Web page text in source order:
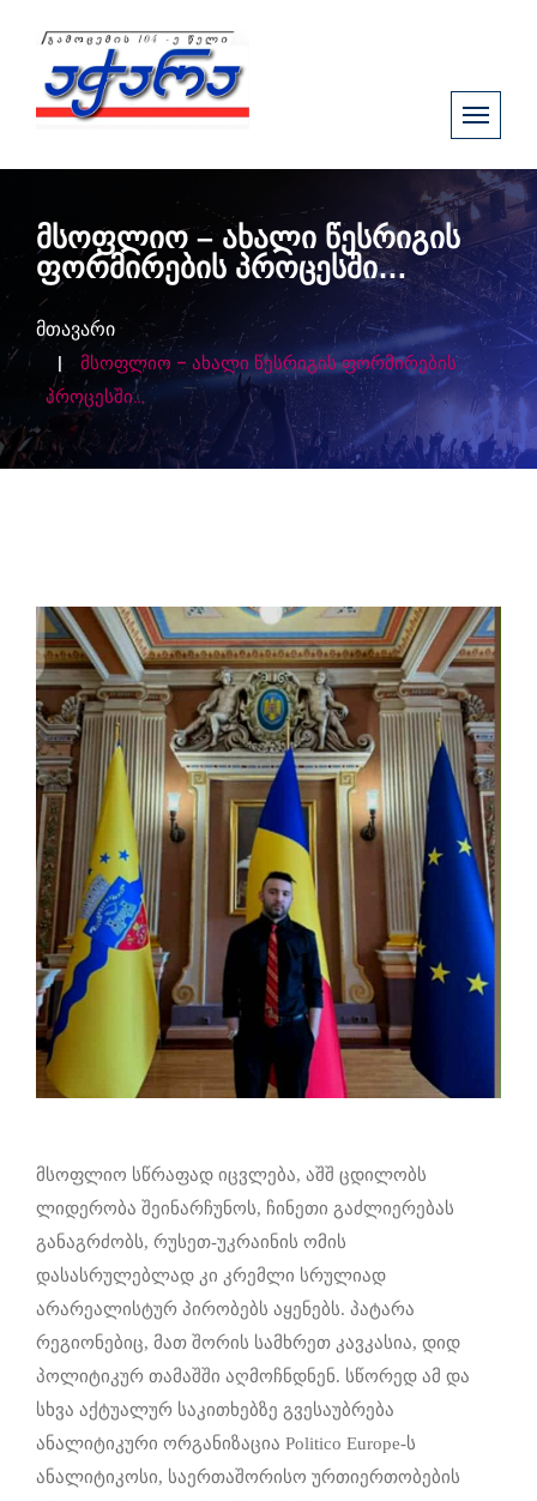
მსოფლიო – ახალი წესრიგის
ფორმირების პროცესში…
მთავარი
მსოფლიო – ახალი წესრიგის ფორმირების
პროცესში…
მსოფლიო სწრაფად იცვლება, აშშ ცდილობს
ლიდერობა შეინარჩუნოს, ჩინეთი გაძლიერებას
განაგრძობს, რუსეთ-უკრაინის ომის
დასასრულებლად კი კრემლი სრულიად
არარეალისტურ პირობებს აყენებს. პატარა
რეგიონებიც, მათ შორის სამხრეთ კავკასია, დიდ
პოლიტიკურ თამაშში აღმოჩნდნენ. სწორედ ამ და
სხვა აქტუალურ საკითხებზე გვესაუბრება
ანალიტიკური ორგანიზაცია Politico Europe-ს
ანალიტიკოსი, საერთაშორისო ურთიერთობების